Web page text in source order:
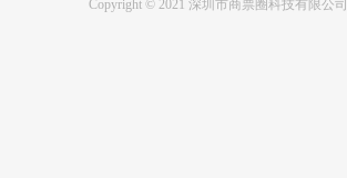
Copyright © 2021 深圳市商票圈科技有限公司